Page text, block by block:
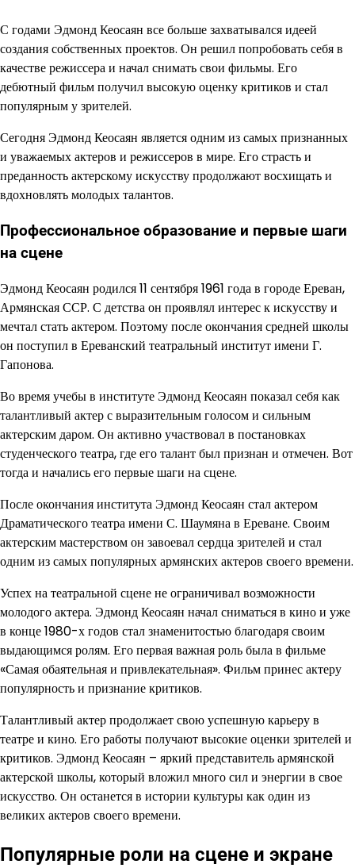
С годами Эдмонд Кеосаян все больше захватывался идеей
создания собственных проектов. Он решил попробовать себя в
качестве режиссера и начал снимать свои фильмы. Его
дебютный фильм получил высокую оценку критиков и стал
популярным у зрителей.
Сегодня Эдмонд Кеосаян является одним из самых признанных
и уважаемых актеров и режиссеров в мире. Его страсть и
преданность актерскому искусству продолжают восхищать и
вдохновлять молодых талантов.
Профессиональное образование и первые шаги
на сцене
Эдмонд Кеосаян родился 11 сентября 1961 года в городе Ереван,
Армянская ССР. С детства он проявлял интерес к искусству и
мечтал стать актером. Поэтому после окончания средней школы
он поступил в Ереванский театральный институт имени Г.
Гапонова.
Во время учебы в институте Эдмонд Кеосаян показал себя как
талантливый актер с выразительным голосом и сильным
актерским даром. Он активно участвовал в постановках
студенческого театра, где его талант был признан и отмечен. Вот
тогда и начались его первые шаги на сцене.
После окончания института Эдмонд Кеосаян стал актером
Драматического театра имени С. Шаумяна в Ереване. Своим
актерским мастерством он завоевал сердца зрителей и стал
одним из самых популярных армянских актеров своего времени.
Успех на театральной сцене не ограничивал возможности
молодого актера. Эдмонд Кеосаян начал сниматься в кино и уже
в конце 1980-х годов стал знаменитостью благодаря своим
выдающимся ролям. Его первая важная роль была в фильме
«Самая обаятельная и привлекательная». Фильм принес актеру
популярность и признание критиков.
Талантливый актер продолжает свою успешную карьеру в
театре и кино. Его работы получают высокие оценки зрителей и
критиков. Эдмонд Кеосаян – яркий представитель армянской
актерской школы, который вложил много сил и энергии в свое
искусство. Он останется в истории культуры как один из
великих актеров своего времени.
Популярные роли на сцене и экране